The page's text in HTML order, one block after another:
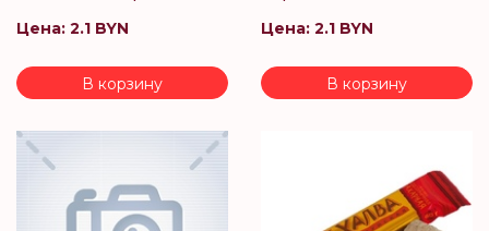
Цена: 2.1 BYN
В корзину
Цена: 2.1 BYN
В корзину